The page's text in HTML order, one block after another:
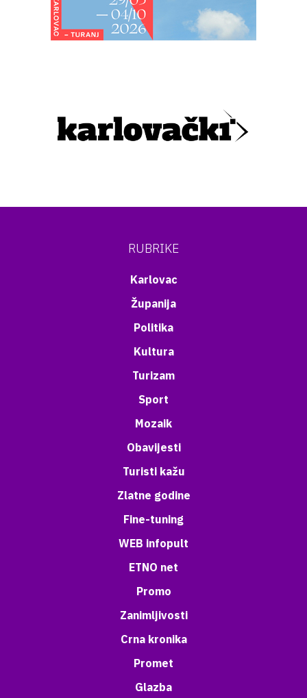
RUBRIKE
Karlovac
Županija
Politika
Kultura
Turizam
Sport
Mozaik
Obavijesti
Turisti kažu
Zlatne godine
Fine-tuning
WEB infopult
ETNO net
Promo
Zanimljivosti
Crna kronika
Promet
Glazba